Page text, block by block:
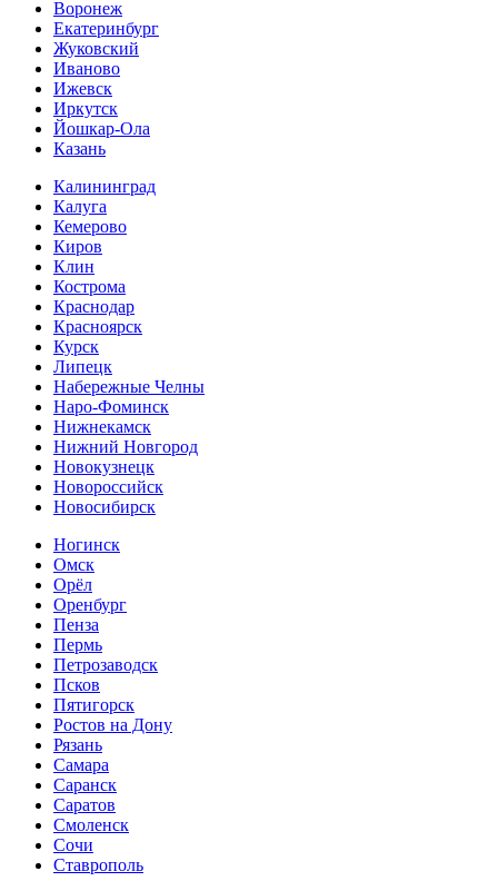
Воронеж
Екатеринбург
Жуковский
Иваново
Ижевск
Иркутск
Йошкар-Ола
Казань
Калининград
Калуга
Кемерово
Киров
Клин
Кострома
Краснодар
Красноярск
Курск
Липецк
Набережные Челны
Наро-Фоминск
Нижнекамск
Нижний Новгород
Новокузнецк
Новороссийск
Новосибирск
Ногинск
Омск
Орёл
Оренбург
Пенза
Пермь
Петрозаводск
Псков
Пятигорск
Ростов на Дону
Рязань
Самара
Саранск
Саратов
Смоленск
Сочи
Ставрополь